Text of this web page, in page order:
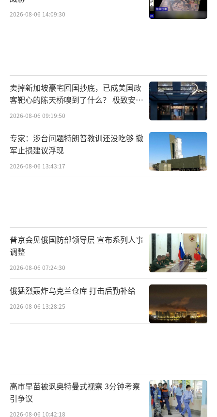
2026-08-06 14:09:30
卖掉新加坡豪宅回国抄底，已成美国政
客靶心的陈天桥嗅到了什么？ 极致安全
的追寻
2026-08-06 09:19:50
专家：涉台问题特朗普教训还没吃够 撤
军止损建议浮现
2026-08-06 13:43:17
普京会见俄国防部领导层 宣布系列人事
调整
2026-08-06 07:24:30
俄猛烈轰炸乌克兰仓库 打击后勤补给
2026-08-06 13:28:25
高市早苗被讽奥特曼式视察 3分钟考察
引争议
2026-08-06 10:42:18